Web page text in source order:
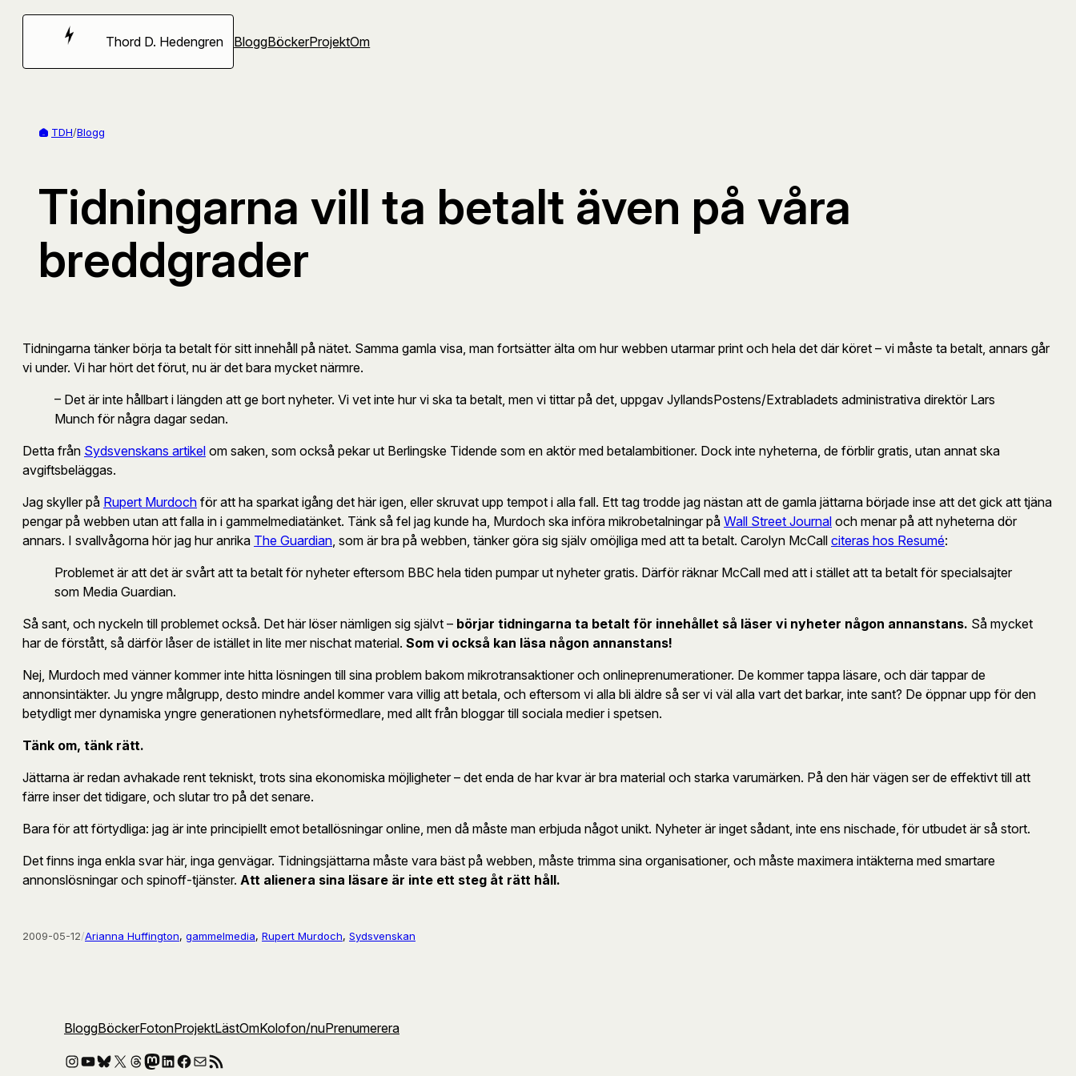
Hoppa
Thord D. Hedengren BloggBöckerProjektOm
TDH/Blogg
Tidningarna vill ta betalt även på våra
breddgrader
Tidningarna tänker börja ta betalt för sitt innehåll på nätet. Samma gamla visa, man fortsätter älta om hur webben utarmar print och hela det där köret – vi måste ta betalt, annars går
vi under. Vi har hört det förut, nu är det bara mycket närmre.
– Det är inte hållbart i längden att ge bort nyheter. Vi vet inte hur vi ska ta betalt, men vi tittar på det, uppgav JyllandsPostens/Extrabladets administrativa direktör Lars
Munch för några dagar sedan.
Detta från Sydsvenskans artikel om saken, som också pekar ut Berlingske Tidende som en aktör med betalambitioner. Dock inte nyheterna, de förblir gratis, utan annat ska
avgiftsbeläggas.
Jag skyller på Rupert Murdoch för att ha sparkat igång det här igen, eller skruvat upp tempot i alla fall. Ett tag trodde jag nästan att de gamla jättarna började inse att det gick att tjäna
pengar på webben utan att falla in i gammelmediatänket. Tänk så fel jag kunde ha, Murdoch ska införa mikrobetalningar på Wall Street Journal och menar på att nyheterna dör
annars. I svallvågorna hör jag hur anrika The Guardian , som är bra på webben, tänker göra sig själv omöjliga med att ta betalt. Carolyn McCall citeras hos Resumé:
Problemet är att det är svårt att ta betalt för nyheter eftersom BBC hela tiden pumpar ut nyheter gratis. Därför räknar McCall med att i stället att ta betalt för specialsajter
som Media Guardian.
Så sant, och nyckeln till problemet också. Det här löser nämligen sig självt – börjar tidningarna ta betalt för innehållet så läser vi nyheter någon annanstans. Så mycket
har de förstått, så därför låser de istället in lite mer nischat material. Som vi också kan läsa någon annanstans!
Nej, Murdoch med vänner kommer inte hitta lösningen till sina problem bakom mikrotransaktioner och onlineprenumerationer. De kommer tappa läsare, och där tappar de
annonsintäkter. Ju yngre målgrupp, desto mindre andel kommer vara villig att betala, och eftersom vi alla bli äldre så ser vi väl alla vart det barkar, inte sant? De öppnar upp för den
betydligt mer dynamiska yngre generationen nyhetsförmedlare, med allt från bloggar till sociala medier i spetsen.
Tänk om, tänk rätt.
Jättarna är redan avhakade rent tekniskt, trots sina ekonomiska möjligheter – det enda de har kvar är bra material och starka varumärken. På den här vägen ser de effektivt till att
färre inser det tidigare, och slutar tro på det senare.
Bara för att förtydliga: jag är inte principiellt emot betallösningar online, men då måste man erbjuda något unikt. Nyheter är inget sådant, inte ens nischade, för utbudet är så stort.
Det finns inga enkla svar här, inga genvägar. Tidningsjättarna måste vara bäst på webben, måste trimma sina organisationer, och måste maximera intäkterna med smartare
annonslösningar och spinoff-tjänster. Att alienera sina läsare är inte ett steg åt rätt håll.
2009-05-12/Arianna Huffington, gammelmedia, Rupert Murdoch, Sydsvenskan
BloggBöckerFotonProjektLästOmKolofon/nuPrenumerera
Instagram
YouTube
Bluesky
X Threads
Mastodon
LinkedIn
Facebook
E-postRSS-flöde